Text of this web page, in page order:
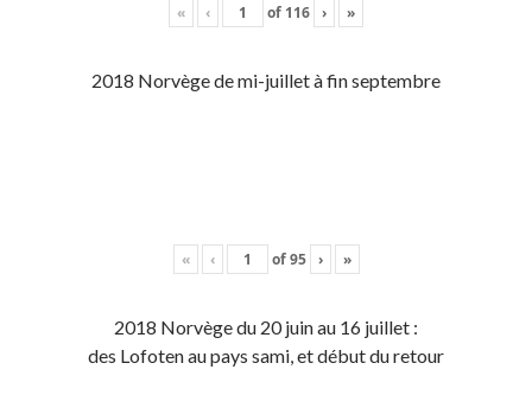
« ‹ of 116 › »
2018 Norvège de mi-juillet à fin septembre
« ‹ of95 › »
2018 Norvège du 20 juin au 16 juillet :
des Lofoten au pays sami, et début du retour